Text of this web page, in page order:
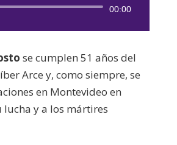
Reproductor
00:00
se cumplen 51 años del
Arce y, como siempre, se
en Montevideo en
lucha y a los mártires